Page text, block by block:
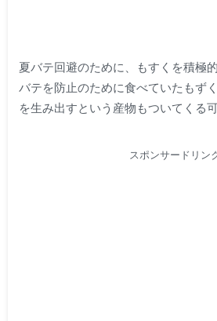
夏バテ回避のために、もすくを積極
バテを防止のために食べていたもず
を生み出すという産物もついてくる
スポンサードリン